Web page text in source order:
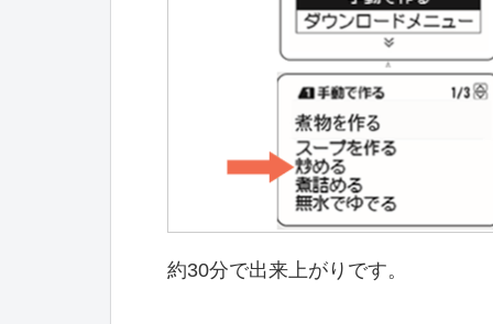
約30分で出来上がりです。